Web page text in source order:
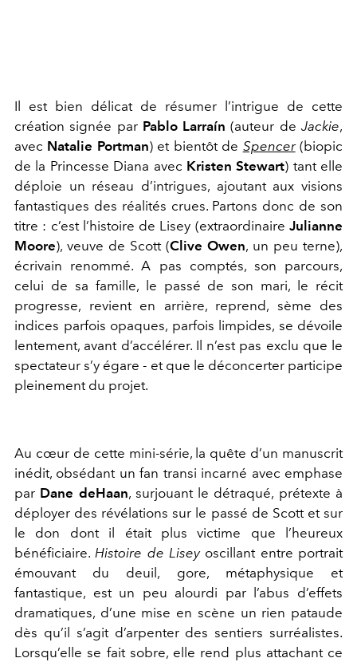
Il est bien délicat de résumer l’intrigue de cette
création signée par Pablo Larraín (auteur deJackie,
avec Natalie Portman) et bientôt de Spencer(biopic
de la Princesse Diana avec Kristen Stewart) tant elle
déploie un réseau d’intrigues, ajoutant aux visions
fantastiques des réalités crues. Partons donc de son
titre : c’est l’histoire de Lisey (extraordinaire Julianne
Moore), veuve de Scott (Clive Owen, un peu terne),
écrivain renommé. A pas comptés, son parcours,
celui de sa famille, le passé de son mari, le récit
progresse, revient en arrière, reprend, sème des
indices parfois opaques, parfois limpides, se dévoile
lentement, avant d’accélérer. Il n’est pas exclu que le
spectateur s’y égare - et que le déconcerter participe
pleinement du projet.
Au cœur de cette mini-série, la quête d’un manuscrit
inédit, obsédant un fan transi incarné avec emphase
par Dane deHaan, surjouant le détraqué, prétexte à
déployer des révélations sur le passé de Scott et sur
le don dont il était plus victime que l’heureux
bénéficiaire.Histoire de Lisey oscillant entre portrait
émouvant du deuil, gore, métaphysique et
fantastique, est un peu alourdi par l’abus d’effets
dramatiques, d’une mise en scène un rien pataude
dès qu’il s’agit d’arpenter des sentiers surréalistes.
Lorsqu’elle se fait sobre, elle rend plus attachant ce